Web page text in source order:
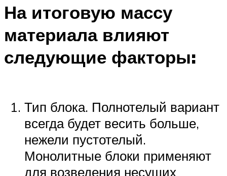
На итоговую массу
материала влияют
следующие факторы:
Тип блока. Полнотелый вариант
всегда будет весить больше,
нежели пустотелый.
Монолитные блоки применяют
для возведения несущих